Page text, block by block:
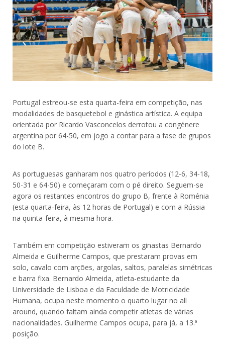
Portugal estreou-se esta quarta-feira em competição, nas
modalidades de basquetebol e ginástica artística. A equipa
orientada por Ricardo Vasconcelos derrotou a congénere
argentina por 64-50, em jogo a contar para a fase de grupos
do lote B.
As portuguesas ganharam nos quatro períodos (12-6, 34-18,
50-31 e 64-50) e começaram com o pé direito. Seguem-se
agora os restantes encontros do grupo B, frente à Roménia
(esta quarta-feira, às 12 horas de Portugal) e com a Rússia
na quinta-feira, à mesma hora.
Também em competição estiveram os ginastas Bernardo
Almeida e Guilherme Campos, que prestaram provas em
solo, cavalo com arções, argolas, saltos, paralelas simétricas
e barra fixa. Bernardo Almeida, atleta-estudante da
Universidade de Lisboa e da Faculdade de Motricidade
Humana, ocupa neste momento o quarto lugar no all
around, quando faltam ainda competir atletas de várias
nacionalidades. Guilherme Campos ocupa, para já, a 13.ª
posição.